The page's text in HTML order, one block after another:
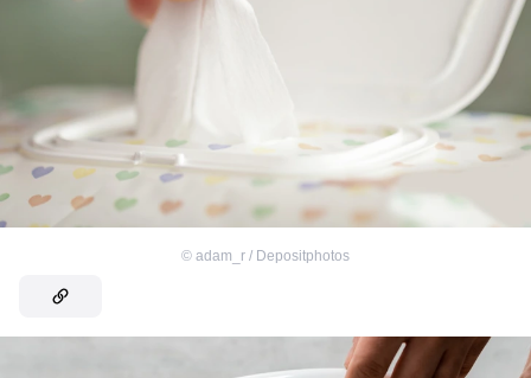
© adam_r / Depositphotos